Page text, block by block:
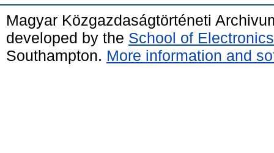
Magyar Közgazdaságtörténeti
developed by the School of
Southampton. More information and